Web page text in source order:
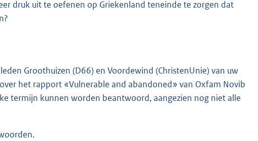
druk uit te oefenen op Griekenland teneinde te zorgen dat
Groothuizen (D66) en Voordewind (ChristenUnie) van uw
het rapport «Vulnerable and abandoned» van Oxfam Novib
termijn kunnen worden beantwoord, aangezien nog niet alle